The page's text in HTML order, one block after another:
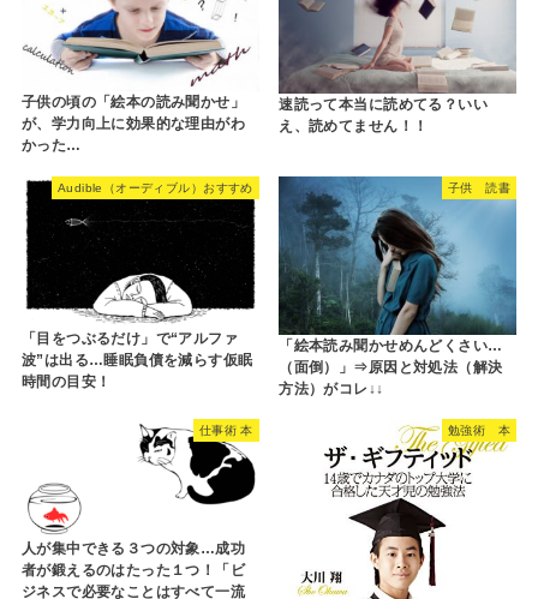
子供の頃の「絵本の読み聞かせ」
が、学力向上に効果的な理由がわ
かった…
速読って本当に読めてる？いい
え、読めてません！！
Audible（オーディブル）おすすめ
「目をつぶるだけ」で“アルファ
波”は出る…睡眠負債を減らす仮眠
時間の目安！
子供 読書
「絵本読み聞かせめんどくさい…
（面倒）」⇒原因と対処法（解決
方法）がコレ↓↓
仕事術 本
人が集中できる３つの対象…成功
者が鍛えるのはたった１つ！「ビ
ジネスで必要なことはすべて一流
勉強術 本